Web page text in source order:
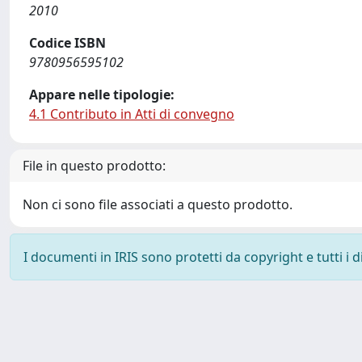
2010
Codice ISBN
9780956595102
Appare nelle tipologie:
4.1 Contributo in Atti di convegno
File in questo prodotto:
Non ci sono file associati a questo prodotto.
I documenti in IRIS sono protetti da copyright e tutti i